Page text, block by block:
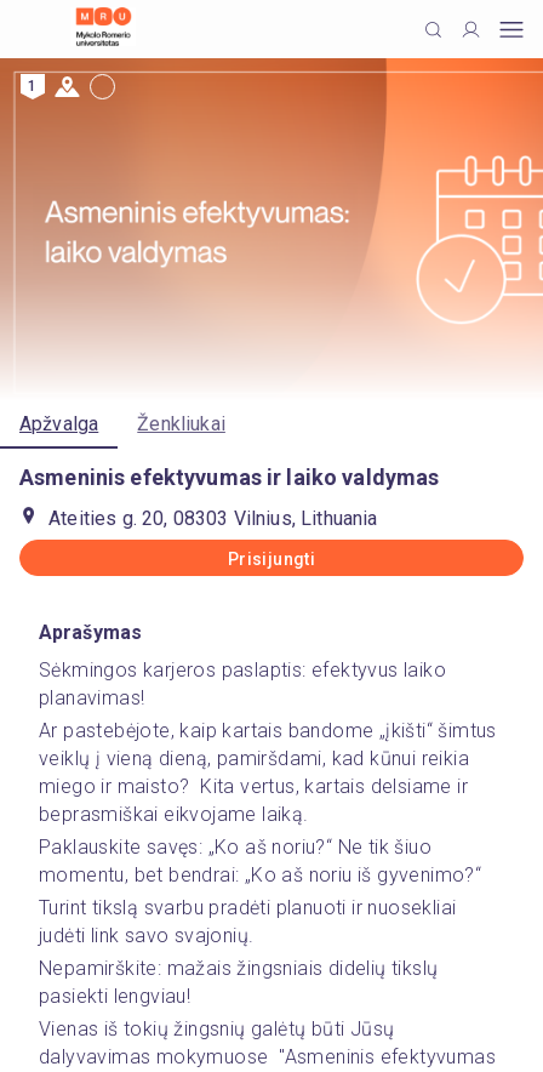
1
Apžvalga Ženkliukai
Asmeninis efektyvumas ir laiko valdymas
Ateities g. 20, 08303 Vilnius, Lithuania
Prisijungti
Aprašymas
Sėkmingos karjeros paslaptis: efektyvus laiko
planavimas!
Ar pastebėjote, kaip kartais bandome „įkišti“ šimtus
veiklų į vieną dieną, pamiršdami, kad kūnui reikia
miego ir maisto?  Kita vertus, kartais delsiame ir
beprasmiškai eikvojame laiką.
Paklauskite savęs: „Ko aš noriu?“ Ne tik šiuo
momentu, bet bendrai: „Ko aš noriu iš gyvenimo?“
Turint tikslą svarbu pradėti planuoti ir nuosekliai
judėti link savo svajonių.
Nepamirškite: mažais žingsniais didelių tikslų
pasiekti lengviau!
Vienas iš tokių žingsnių galėtų būti Jūsų
dalyvavimas mokymuose  "Asmeninis efektyvumas